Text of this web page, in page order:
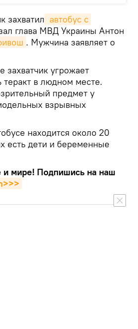
захватил автобус с
глава МВД Украины Антон
. Мужчина заявляет о
захватчик угрожает
теракт в людном месте.
предмет у
взрывных
находится около 20
есть дети и беременные
и мире! Подпишись на наш